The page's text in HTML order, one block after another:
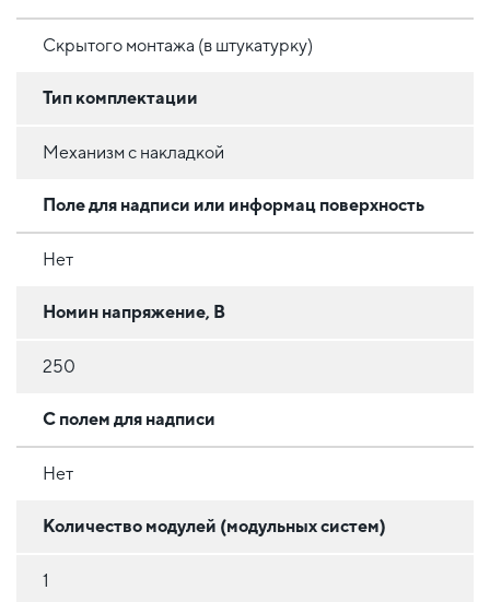
Скрытого монтажа (в штукатурку)
Тип комплектации
Механизм с накладкой
Поле для надписи или информац поверхность
Нет
Номин напряжение, В
250
С полем для надписи
Нет
Количество модулей (модульных систем)
1